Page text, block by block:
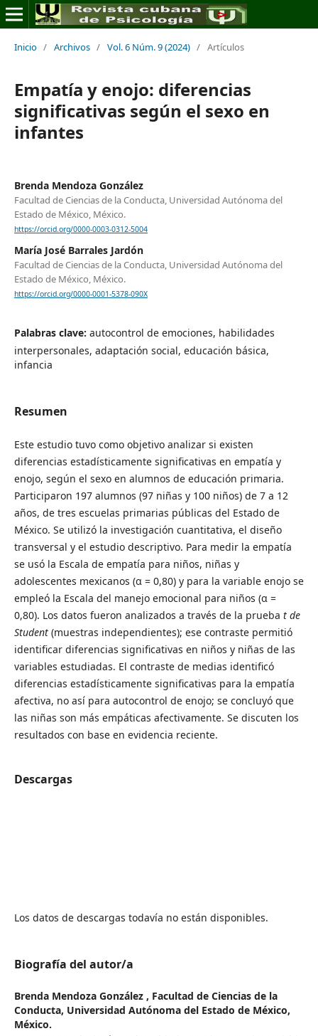
Inicio / Archivos / Vol. 6 Núm. 9 (2024) / Artículos
Empatía y enojo: diferencias
significativas según el sexo en
infantes
Brenda Mendoza González
Facultad de Ciencias de la Conducta, Universidad Autónoma del
Estado de México, México.
https://orcid.org/0000-0003-0312-5004
María José Barrales Jardón
Facultad de Ciencias de la Conducta, Universidad Autónoma del
Estado de México, México.
https://orcid.org/0000-0001-5378-090X
Palabras clave: autocontrol de emociones, habilidades
interpersonales, adaptación social, educación básica,
infancia
Resumen
Este estudio tuvo como objetivo analizar si existen
diferencias estadísticamente significativas en empatía y
enojo, según el sexo en alumnos de educación primaria.
Participaron 197 alumnos (97 niñas y 100 niños) de 7 a 12
años, de tres escuelas primarias públicas del Estado de
México. Se utilizó la investigación cuantitativa, el diseño
transversal y el estudio descriptivo. Para medir la empatía
se usó la Escala de empatía para niños, niñas y
adolescentes mexicanos (α = 0,80) y para la variable enojo se
empleó la Escala del manejo emocional para niños (α =
0,80). Los datos fueron analizados a través de la prueba t de
Student (muestras independientes); ese contraste permitió
identificar diferencias significativas en niños y niñas de las
variables estudiadas. El contraste de medias identificó
diferencias estadísticamente significativas para la empatía
afectiva, no así para autocontrol de enojo; se concluyó que
las niñas son más empáticas afectivamente. Se discuten los
resultados con base en evidencia reciente.
Descargas
Los datos de descargas todavía no están disponibles.
Biografía del autor/a
Brenda Mendoza González , Facultad de Ciencias de la
Conducta, Universidad Autónoma del Estado de México,
México.